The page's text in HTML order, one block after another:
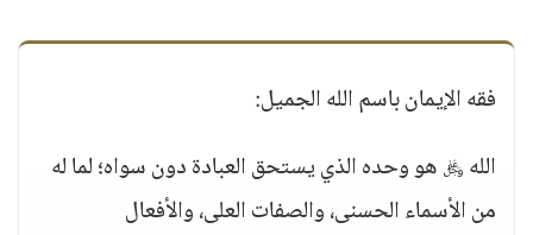
فقه الإيمان باسم الله الجميل:
الله ﷿ هو وحده الذي يستحق العبادة دون سواه؛ لما له
من الأسماء الحسنى، والصفات العلى، والأفعال